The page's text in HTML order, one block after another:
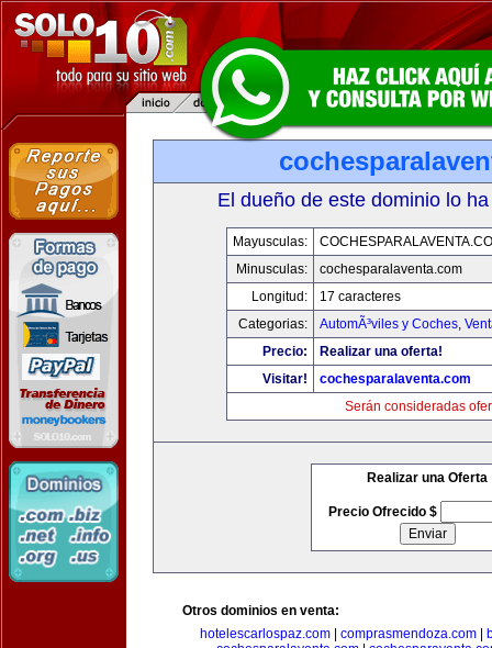
El dueño de este dominio lo
Mayusculas:
Minusculas:
cochesparalaventa.com
Longitud:
17 caracteres
Categorias:
AutomÃ³viles y Coches,
Precio:
Realizar una oferta!
Visitar!
cochesparalaventa.com
Serán consideradas
Realizar una Oferta
Precio Ofrecido $
Otros dominios en venta:
hotelescarlospaz.com| comprasmendoza.com|